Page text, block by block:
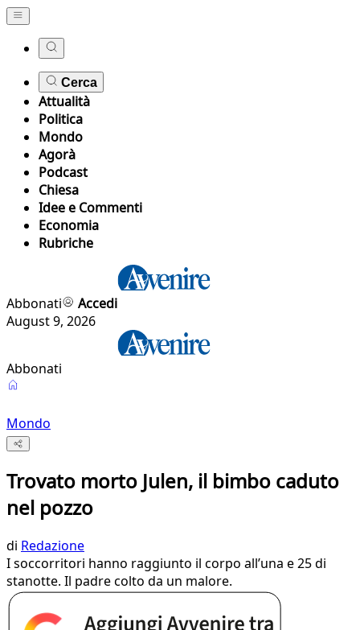
Cerca
Attualità
Politica
Mondo
Agorà
Podcast
Chiesa
Idee e Commenti
Economia
Rubriche
Abbonati
Accedi
August 9, 2026
Abbonati
Mondo
Trovato morto Julen, il bimbo caduto
nel pozzo
di Redazione
I soccorritori hanno raggiunto il corpo all’una e 25 di
stanotte. Il padre colto da un malore.